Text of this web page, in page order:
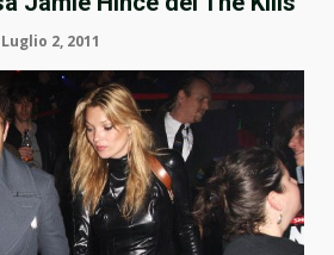
Luglio 2, 2011